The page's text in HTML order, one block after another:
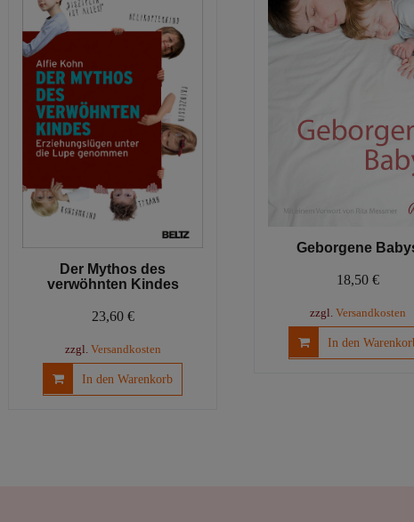
Der Mythos des
verwöhnten Kindes
23,60 €
zzgl. Versandkosten
In den Warenkorb
Geborgene
18,50 €
zzgl. Versandkosten
In den